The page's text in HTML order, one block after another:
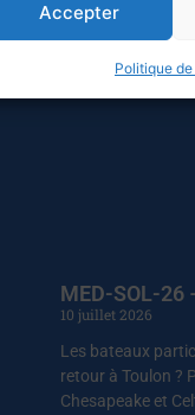
Accepter
Politique
MED-SOL-26
10 juillet 2026
Les bateaux
retour à Toulon ?
Chesapeake et